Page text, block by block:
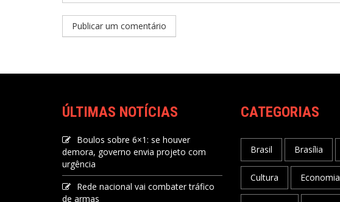
ÚLTIMAS NOTÍCIAS
Boulos sobre 6×1: se houver
demora, governo envia projeto com
urgência
Rede nacional vai combater tráfico
de armas
CATEGORIAS
Brasil Brasília
Cultura Economia